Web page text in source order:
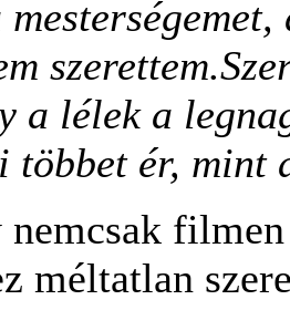
szerettem.
a lélek a
többet ér,
filmen
méltatlan